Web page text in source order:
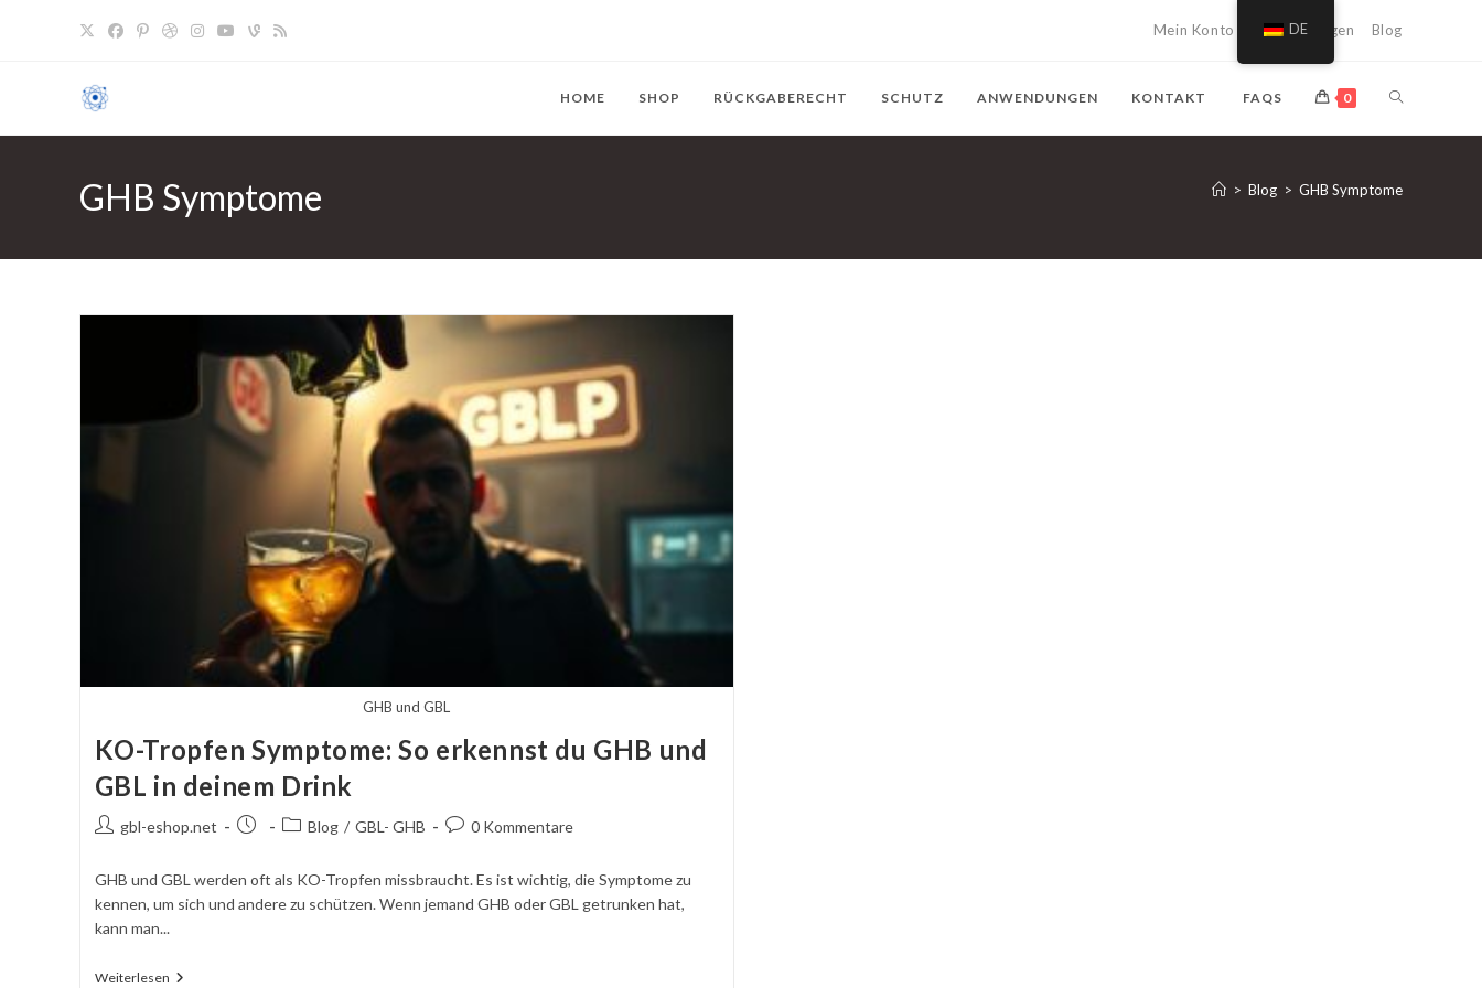
Mein Konto Einkaufswagen Blog
HOME SHOP RÜCKGABERECHT SCHUTZ ANWENDUNGEN KONTAKT FAQS 0 SUCHE
GHB Symptome > Blog > GHB Symptome
GHB und GBL
KO-Tropfen Symptome: So erkennst du GHB und
GBL in deinem Drink
Autor
Beitrags:
gbl-eshop.net
BeitragBeitragskategorie:
Blog / GBL- GHB
Kommentare
0 Kommentare
GHB und GBL werden oft als KO-Tropfen missbraucht. Es ist wichtig, die Symptome zu
kennen, um sich und andere zu schützen. Wenn jemand GHB oder GBL getrunken hat,
kann man...
WeiterlesenKO-
DE